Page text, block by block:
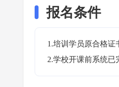
报名条件
1.培训学员原合格
2.学校开课前系统